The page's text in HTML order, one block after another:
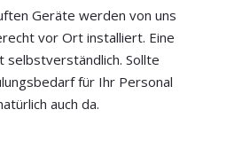
Geräte werden von uns
vor Ort installiert. Eine
selbstverständlich. Sollte
für Ihr Personal
auch da.